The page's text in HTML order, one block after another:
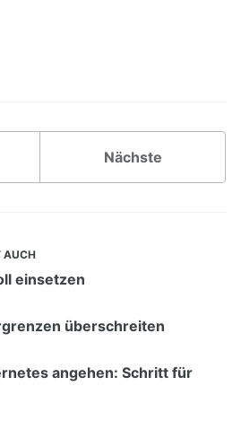
Nächste
AUCH
einsetzen
überschreiten
angehen: Schritt für